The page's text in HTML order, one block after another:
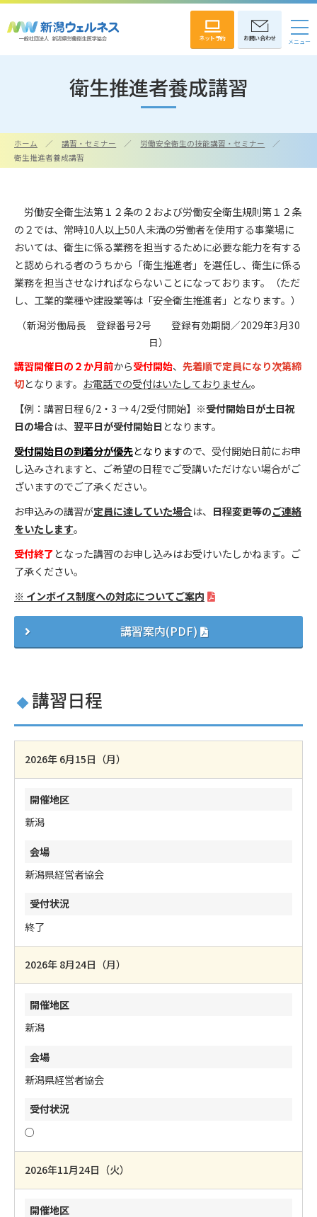
お問い合わせ
ネット予約
衛生推進者養成講習
ホーム 講習・セミナー
労働安全衛生の技能講習・セミナー
衛生推進者養成講習
労働安全衛生法第１２条の２および労働安全衛生規則第１２条
の２では、常時10人以上50人未満の労働者を使用する事業場に
おいては、衛生に係る業務を担当するために必要な能力を有する
と認められる者のうちから「衛生推進者」を選任し、衛生に係る
業務を担当させなければならないことになっております。（ただ
し、工業的業種や建設業等は「安全衛生推進者」となります。）
（新潟労働局長 登録番号2号 登録有効期間／2029年3月30
日）
講習開催日の２か月前から受付開始、 先着順で定員になり次第締
切となります。 お電話での受付はいたしておりません。
【例：講習日程 6/2・3 → 4/2受付開始】※受付開始日が土日祝
日の場合は、 翌平日が受付開始日 となります。
受付開始日の到着分が優先となりますので、受付開始日前にお申
し込みされますと、ご希望の日程でご受講いただけない場合がご
ざいますのでご了承ください。
お申込みの講習が定員に達していた場合は、 日程変更等のご連絡
をいたします。
受付終了となった講習のお申し込みはお受けいたしかねます。ご
了承ください。
※ インボイス制度への対応についてご案内
講習案内(PDF)
講習日程
2026年 6月15日（月）
新潟
新潟県経営者協会
終了
2026年 8月24日（月）
新潟
新潟県経営者協会
○
2026年11月24日（火）